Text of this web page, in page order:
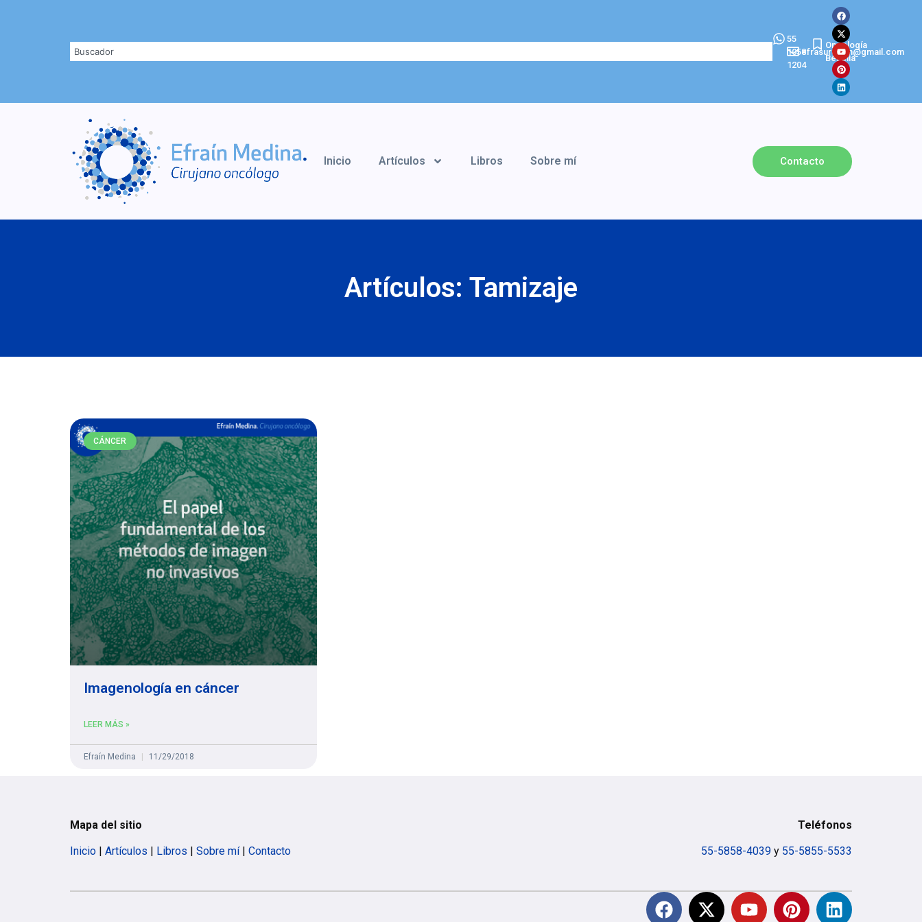
55
1058
1204
efrasurgeon@gmail.com
Oncología
Betania
Inicio Artículos Libros Sobre mí Contacto
Artículos: Tamizaje
CÁNCER
Imagenología en cáncer
LEER MÁS »
Efraín Medina 11/29/2018
Mapa del sitio
Inicio Artículos Libros Sobre mí| Contacto
Teléfonos
55-5858-4039 y 55-5855-5533